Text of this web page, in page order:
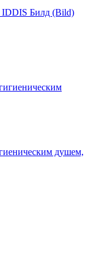
IDDIS Билд (Bild)
душем,